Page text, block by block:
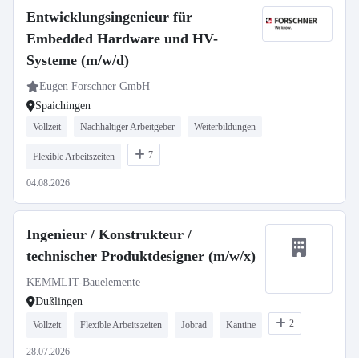
Entwicklungsingenieur für
Embedded Hardware und HV-
Systeme (m/w/d)
Eugen Forschner GmbH
Spaichingen
Vollzeit Nachhaltiger Arbeitgeber Weiterbildungen
Flexible Arbeitszeiten 7
04.08.2026
Ingenieur / Konstrukteur /
technischer Produktdesigner (m/w/x)
KEMMLIT-Bauelemente
Dußlingen
Vollzeit Flexible Arbeitszeiten Jobrad Kantine 2
28.07.2026